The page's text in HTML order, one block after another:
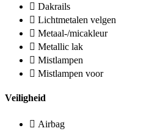
Dakrails
Lichtmetalen velgen
Metaal-/micakleur
Metallic lak
Mistlampen
Mistlampen voor
Veiligheid
Airbag